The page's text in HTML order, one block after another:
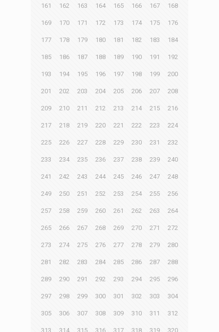
161 162 163 164 165 166 167 168
169 170 171 172 173 174 175 176
177 178 179 180 181 182 183 184
185 186 187 188 189 190 191 192
193 194 195 196 197 198 199 200
201 202 203 204 205 206 207 208
209 210 211 212 213 214 215 216
217 218 219 220 221 222 223 224
225 226 227 228 229 230 231 232
233 234 235 236 237 238 239 240
241 242 243 244 245 246 247 248
249 250 251 252 253 254 255 256
257 258 259 260 261 262 263 264
265 266 267 268 269 270 271 272
273 274 275 276 277 278 279 280
281 282 283 284 285 286 287 288
289 290 291 292 293 294 295 296
297 298 299 300 301 302 303 304
305 306 307 308 309 310 311 312
313 314 315 316 317 318 319 320